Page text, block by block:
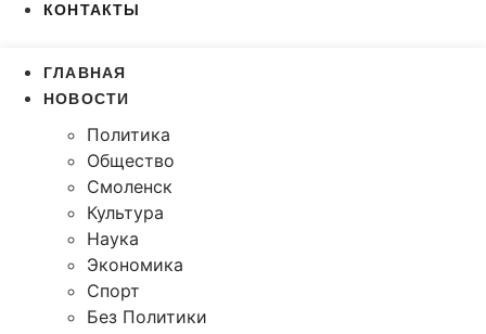
КОНТАКТЫ
ГЛАВНАЯ
НОВОСТИ
Политика
Общество
Смоленск
Культура
Наука
Экономика
Спорт
Без Политики